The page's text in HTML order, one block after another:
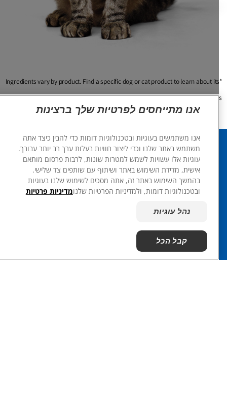
*Ingredients vary by product. Find a specific dog or cat product to learn about
שפה
מקורות מידע
מפת האתר
האתרים שלנו
אנו מתייחסים לפרטיות שלך ברצינות
אנו משתמשים בעוגיות ובטכנולוגיות דומות כדי להבין כיצד אתה
משתמש באתר שלנו וכדי ליצור חוויות בעלות ערך רב יותר עבורך.
עוגיות אלו עשויות לשמש למטרות שונות, לרבות פרסום מותאם
אישית, מדידת השימוש באתר ושיתוף עם שותפים צד שלישי.
בהמשך השימוש באתר זה, אתה מסכים לשימוש שלנו בעוגיות
ובטכנולוגיות דומות, ולמדיניות הפרטיות שלנומדיניות פרטיות
נהל עוגיות
קבל הכל